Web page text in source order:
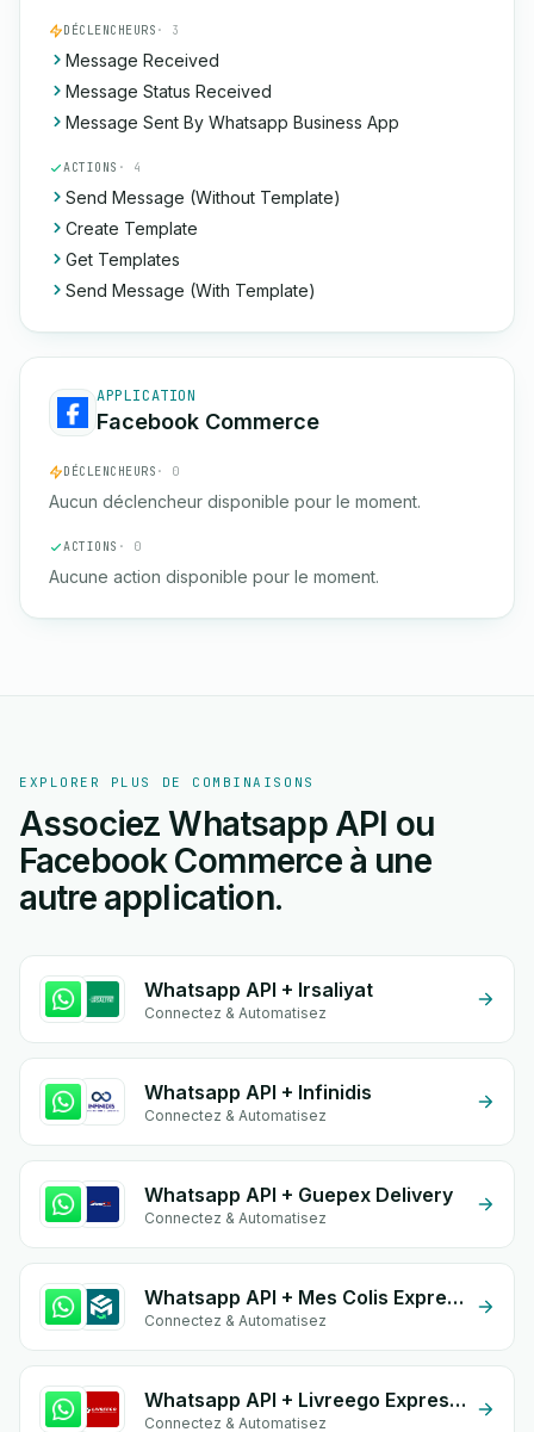
DÉCLENCHEURS · 3
Message Received
Message Status Received
Message Sent By Whatsapp Business App
ACTIONS · 4
Send Message (Without Template)
Create Template
Get Templates
Send Message (With Template)
APPLICATION
Facebook Commerce
DÉCLENCHEURS · 0
Aucun déclencheur disponible pour le moment.
ACTIONS · 0
Aucune action disponible pour le moment.
EXPLORER PLUS DE COMBINAISONS
Associez Whatsapp API ou
Facebook Commerce à une
autre application.
Whatsapp API + Irsaliyat
Connectez & Automatisez
Whatsapp API + Infinidis
Connectez & Automatisez
Whatsapp API + Guepex Delivery
Connectez & Automatisez
Whatsapp API + Mes Colis Express
Connectez & Automatisez
Whatsapp API + Livreego Expresse
Connectez & Automatisez